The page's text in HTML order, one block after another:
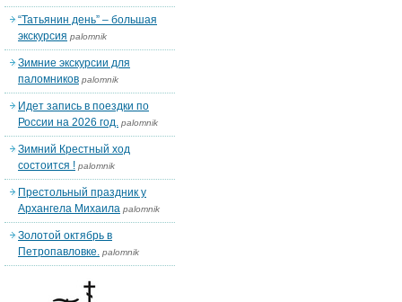
“Татьянин день” – большая
экскурсия palomnik
Зимние экскурсии для
паломников palomnik
Идет запись в поездки по
России на 2026 год. palomnik
Зимний Крестный ход
состоится ! palomnik
Престольный праздник у
Архангела Михаила palomnik
Золотой октябрь в
Петропавловке. palomnik